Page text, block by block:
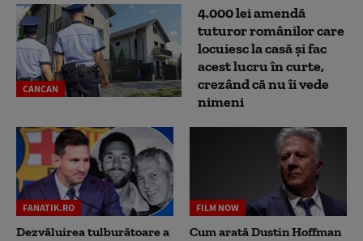
CANCAN
4.000 lei amendă
tuturor românilor care
locuiesc la casă și fac
acest lucru în curte,
crezând că nu îi vede
nimeni
FANATIK.RO
Dezvăluirea tulburătoare a
FILM NOW
Cum arată Dustin Hoffman